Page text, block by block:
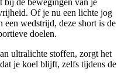
Of je nu een lichte jog
een wedstrijd, deze short is de
doelen.
ultralichte stoffen, zorgt het
je koel blijft, zelfs tijdens de